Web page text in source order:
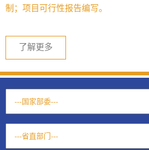
制；项目可行性报告编写。
了解更多